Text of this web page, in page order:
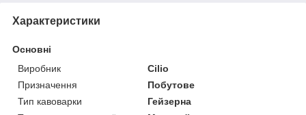
Характеристики
Основні
Виробник
Cilio
Призначення
Побутове
Тип кавоварки
Гейзерна